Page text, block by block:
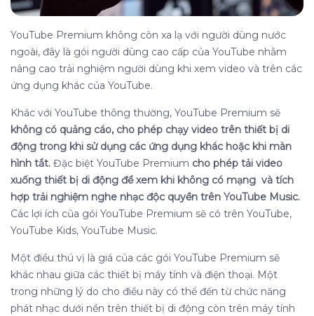
YouTube Premium không còn xa lạ với người dùng nước
ngoài, đây là gói người dùng cao cấp của YouTube nhằm
nâng cao trải nghiệm người dùng khi xem video và trên các
ứng dụng khác của YouTube.
Khác với YouTube thông thường, YouTube Premium sẽ
không có quảng cáo, cho phép chạy video trên thiết bị di
động trong khi sử dụng các ứng dụng khác hoặc khi màn
hình tắt. Đặc biệt YouTube Premium cho phép tải video
xuống thiết bị di động để xem khi không có mạng và tích
hợp trải nghiệm nghe nhạc độc quyền trên YouTube Music.
Các lợi ích của gói YouTube Premium sẽ có trên YouTube,
YouTube Kids, YouTube Music.
Một điều thú vị là giá của các gói YouTube Premium sẽ
khác nhau giữa các thiết bị máy tính và điện thoại. Một
trong những lý do cho điều này có thể đến từ chức năng
phát nhạc dưới nền trên thiết bị di động còn trên máy tính